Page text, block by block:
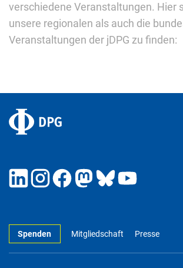
verschiedene Veranstaltungen. Hier
unsere regionalen als auch die
Veranstaltungen der jDPG zu finden:
Spenden Mitgliedschaft Presse